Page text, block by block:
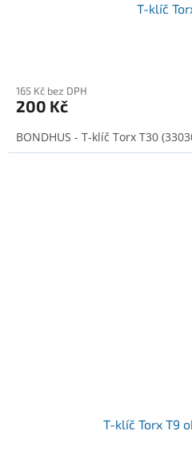
T-klíč
165 Kč bez DPH
200 Kč
BONDHUS - T-klíč Torx T30
T-klíč Torx T9